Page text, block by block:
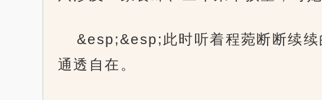
&esp;&esp;此时听着程菀断断续
通透自在。